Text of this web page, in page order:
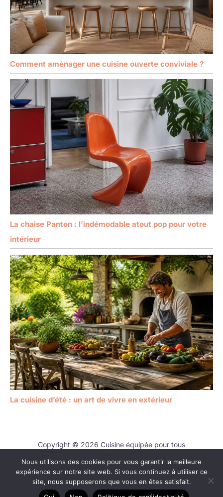
Comment aménager une cuisine ouverte conviviale ?
La chaise Panton : l’indémodable atout pop pour votre
intérieur
La cuisine d’été : un art de vivre en extérieur
Copyright © 2026 Cuisine équipée pour tous
Contact
Mentions légales
Politique de confidentialité
Nous utilisons des cookies pour vous garantir la meilleure
expérience sur notre site web. Si vous continuez à utiliser ce
site, nous supposerons que vous en êtes satisfait.